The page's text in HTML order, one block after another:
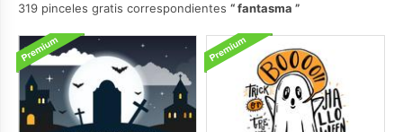
319 pinceles gratis correspondientes
fantasma